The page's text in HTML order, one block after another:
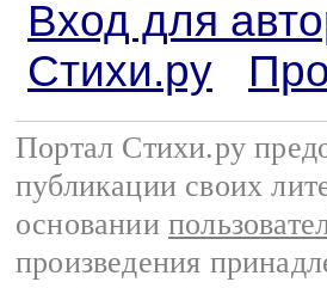
Вход для
Стихи.ру
Портал Стихи.ру
публикации своих
основании
произведения